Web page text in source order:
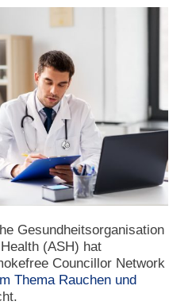
Gesundheitsorganisation
(ASH) hat
Councillor Network
Thema Rauchen und